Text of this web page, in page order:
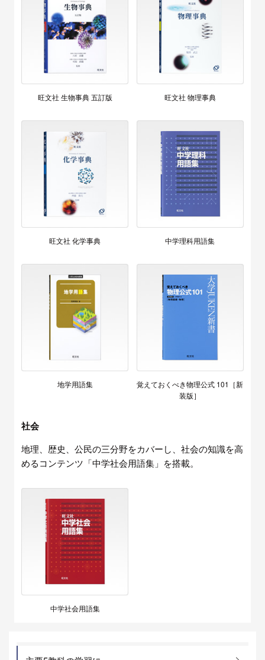
旺文社 生物事典 五訂版 旺文社 物理事典
旺文社 化学事典 中学理科用語集
地学用語集
覚えておくべき物理公式 101［新
装版］
社会
地理、歴史、公民の三分野をカバーし、社会の知識を高
めるコンテンツ「中学社会用語集」を搭載。
中学社会用語集